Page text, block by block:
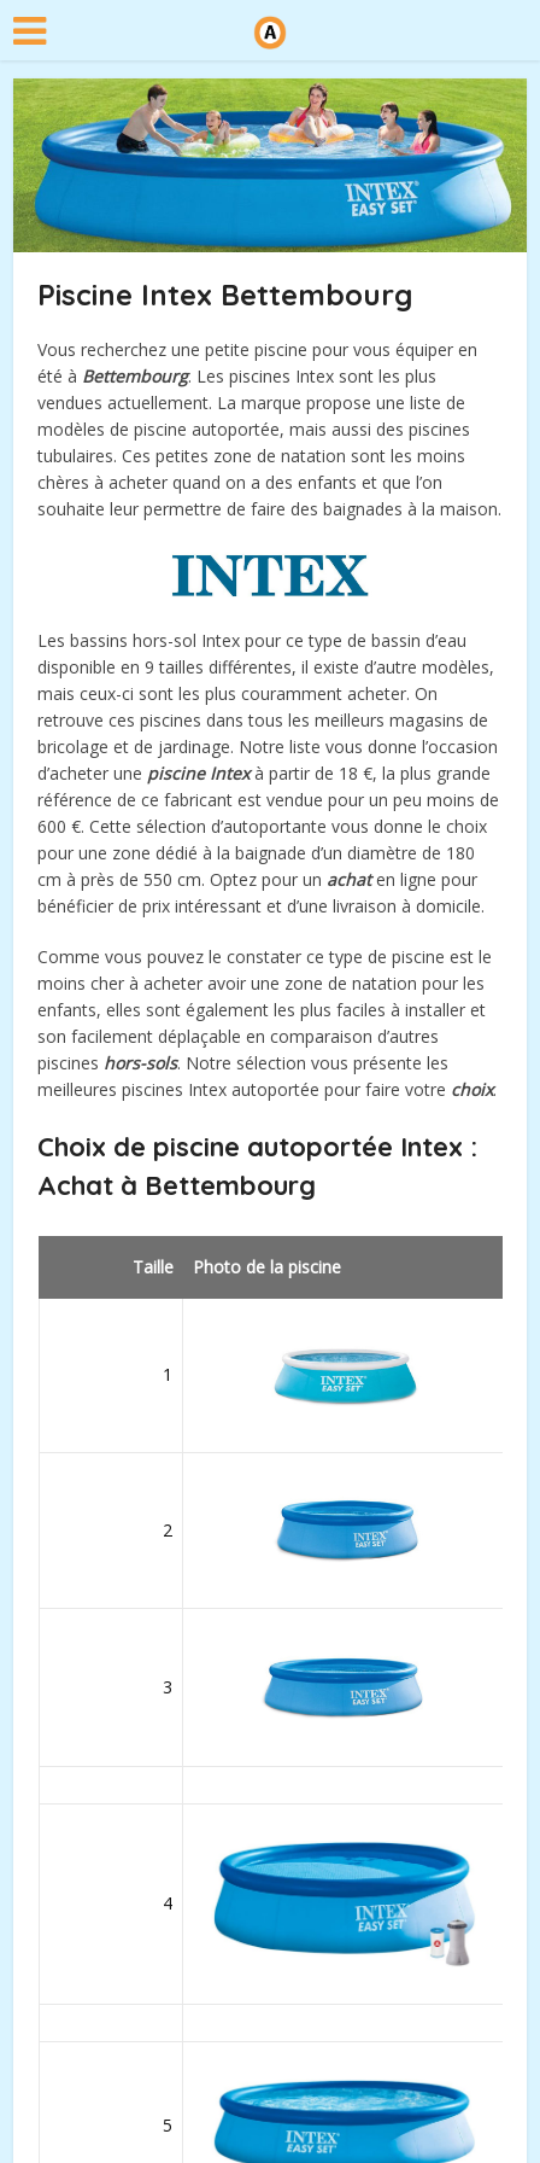
Piscine Intex Bettembourg
Vous recherchez une petite piscine pour vous équiper en
été à Bettembourg. Les piscines Intex sont les plus
vendues actuellement. La marque propose une liste de
modèles de piscine autoportée, mais aussi des piscines
tubulaires. Ces petites zone de natation sont les moins
chères à acheter quand on a des enfants et que l’on
souhaite leur permettre de faire des baignades à la maison.
Les bassins hors-sol Intex pour ce type de bassin d’eau
disponible en 9 tailles différentes, il existe d’autre modèles,
mais ceux-ci sont les plus couramment acheter. On
retrouve ces piscines dans tous les meilleurs magasins de
bricolage et de jardinage. Notre liste vous donne l’occasion
d’acheter une piscine Intexà partir de 18 €, la plus grande
référence de ce fabricant est vendue pour un peu moins de
600 €. Cette sélection d’autoportante vous donne le choix
pour une zone dédié à la baignade d’un diamètre de 180
cm à près de 550 cm. Optez pour un achaten ligne pour
bénéficier de prix intéressant et d’une livraison à domicile.
Comme vous pouvez le constater ce type de piscine est le
moins cher à acheter avoir une zone de natation pour les
enfants, elles sont également les plus faciles à installer et
son facilement déplaçable en comparaison d’autres
piscines hors-sols. Notre sélection vous présente les
meilleures piscines Intex autoportée pour faire votre choix.
Choix de piscine autoportée Intex :
Achat à Bettembourg
Taille Photo de la piscine
1
2
3
4
5